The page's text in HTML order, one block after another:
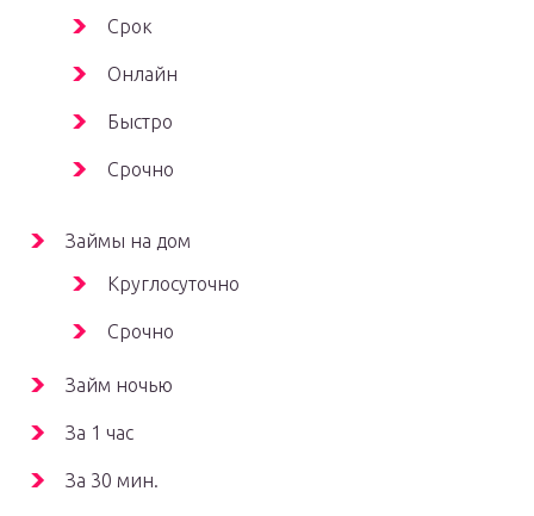
Срок
Онлайн
Быстро
Срочно
Займы на дом
Круглосуточно
Срочно
Займ ночью
За 1 час
За 30 мин.